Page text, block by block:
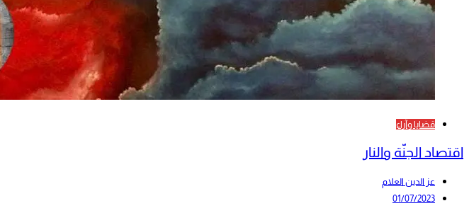
قضايا وآراء
اقتصاد الجنّة والنار
عز الدين العلام
01/07/2023